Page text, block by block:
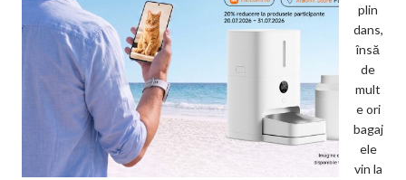
plin
dans,
însă
de
mult
e ori
bagaj
ele
vin la